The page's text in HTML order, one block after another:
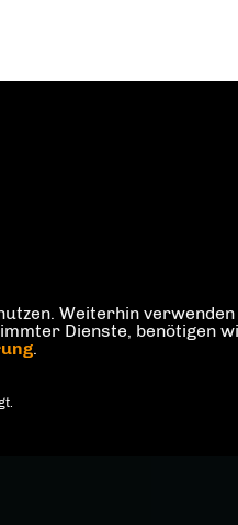
Weiterhin
Dienste, benötigen
.